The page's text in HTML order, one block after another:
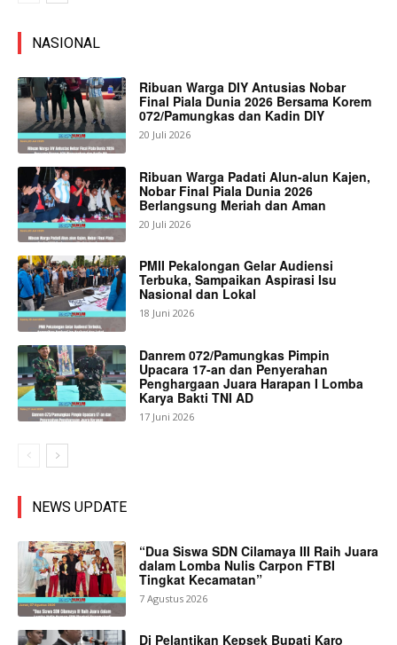
NASIONAL
Ribuan Warga DIY Antusias Nobar
Final Piala Dunia 2026 Bersama Korem
072/Pamungkas dan Kadin DIY
20 Juli 2026
Ribuan Warga Padati Alun-alun Kajen,
Nobar Final Piala Dunia 2026
Berlangsung Meriah dan Aman
20 Juli 2026
PMII Pekalongan Gelar Audiensi
Terbuka, Sampaikan Aspirasi Isu
Nasional dan Lokal
18 Juni 2026
Danrem 072/Pamungkas Pimpin
Upacara 17-an dan Penyerahan
Penghargaan Juara Harapan I Lomba
Karya Bakti TNI AD
17 Juni 2026
NEWS UPDATE
“Dua Siswa SDN Cilamaya III Raih Juara
dalam Lomba Nulis Carpon FTBI
Tingkat Kecamatan”
7 Agustus 2026
Di Pelantikan Kepsek Bupati Karo